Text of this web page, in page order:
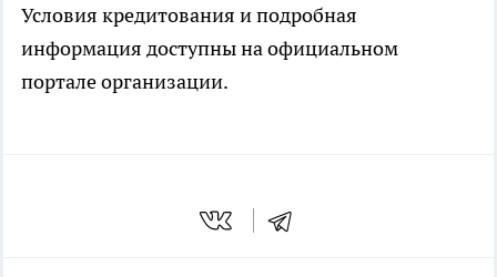
Условия кредитования и подробная
информация доступны на официальном
портале организации.